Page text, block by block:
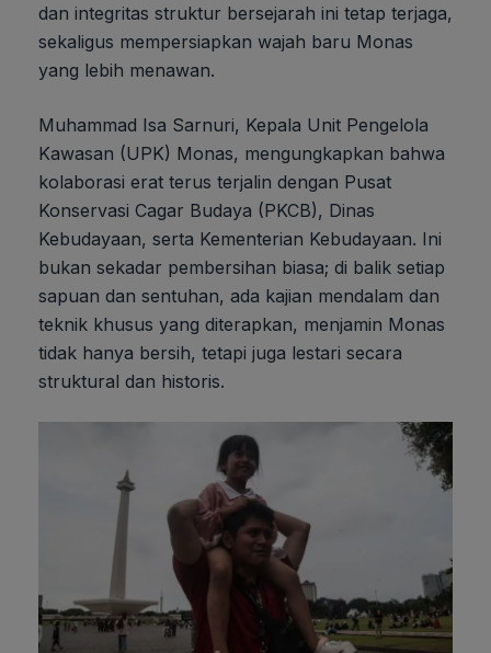
dan integritas struktur bersejarah ini tetap terjaga,
sekaligus mempersiapkan wajah baru Monas
yang lebih menawan.
Muhammad Isa Sarnuri, Kepala Unit Pengelola
Kawasan (UPK) Monas, mengungkapkan bahwa
kolaborasi erat terus terjalin dengan Pusat
Konservasi Cagar Budaya (PKCB), Dinas
Kebudayaan, serta Kementerian Kebudayaan. Ini
bukan sekadar pembersihan biasa; di balik setiap
sapuan dan sentuhan, ada kajian mendalam dan
teknik khusus yang diterapkan, menjamin Monas
tidak hanya bersih, tetapi juga lestari secara
struktural dan historis.